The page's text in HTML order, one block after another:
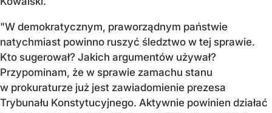
"W demokratycznym, praworządnym państwie
natychmiast powinno ruszyć śledztwo w tej sprawie.
Kto sugerował? Jakich argumentów używał?
Przypominam, że w sprawie zamachu stanu
w prokuraturze już jest zawiadomienie prezesa
Trybunału Konstytucyjnego. Aktywnie powinien działać